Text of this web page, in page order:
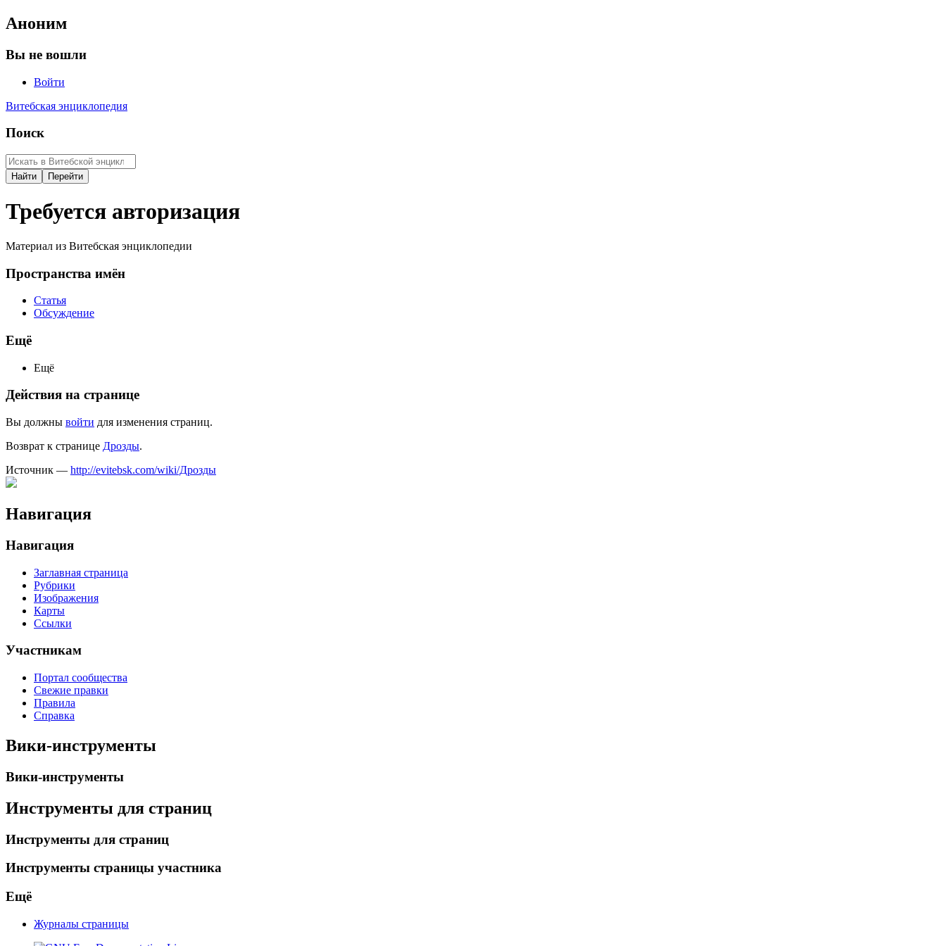
Аноним
Вы не вошли
Войти
Витебская энциклопедия
Поиск
Требуется авторизация
Материал из Витебская энциклопедии
Пространства имён
Статья
Обсуждение
Ещё
Ещё
Действия на странице
Вы должны войти для изменения страниц.
Возврат к странице Дрозды.
Источник — http://evitebsk.com/wiki/Дрозды
Навигация
Навигация
Заглавная страница
Рубрики
Изображения
Карты
Ссылки
Участникам
Портал сообщества
Свежие правки
Правила
Справка
Вики-инструменты
Вики-инструменты
Инструменты для страниц
Инструменты для страниц
Инструменты страницы участника
Ещё
Журналы страницы